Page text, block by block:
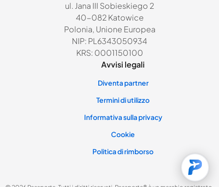
ul. Jana III Sobieskiego 2
40-082 Katowice
Polonia, Unione Europea
NIP: PL6343050934
KRS: 0001150100
Avvisi legali
Diventa partner
Termini di utilizzo
Informativa sulla privacy
Cookie
Politica di rimborso